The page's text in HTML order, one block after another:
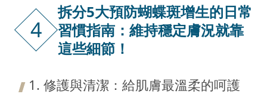
4
拆分5大預防蝴蝶斑增生的日常
習慣指南：維持穩定膚況就靠
這些細節！
1. 修護與清潔：給肌膚最溫柔的呵護